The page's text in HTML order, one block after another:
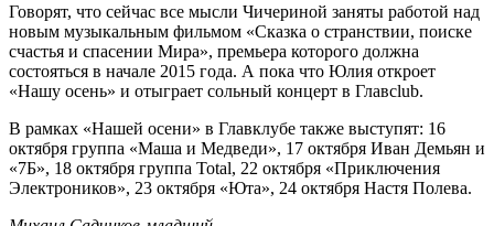
Говорят, что сейчас все мысли Чичериной заняты работой над
новым музыкальным фильмом «Сказка о странствии, поиске
счастья и спасении Мира», премьера которого должна
состояться в начале 2015 года. А пока что Юлия откроет
«Нашу осень» и отыграет сольный концерт в Главclub.
В рамках «Нашей осени» в Главклубе также выступят: 16
октября группа «Маша и Медведи», 17 октября Иван Демьян и
«7Б», 18 октября группа Total, 22 октября «Приключения
Электроников», 23 октября «Юта», 24 октября Настя Полева.